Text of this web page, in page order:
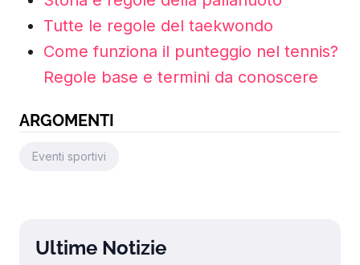
Tutte le regole del taekwondo
Come funziona il punteggio nel tennis?
Regole base e termini da conoscere
ARGOMENTI
Eventi sportivi
Ultime Notizie